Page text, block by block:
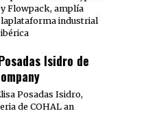
y Flowpack, amplía
laplataforma industrial
ibérica
Isidro de
Posadas Isidro,
de COHAL an